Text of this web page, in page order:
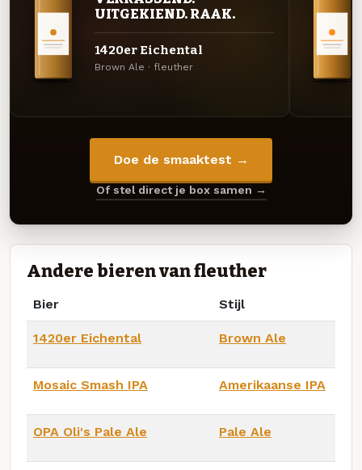
UITGEKIEND. RAAK.
1420er Eichental
Brown Ale · fleuther
Doe de smaaktest →
Of stel direct je box samen →
Andere bieren van fleuther
Bier Stijl
1420er Eichental Brown Ale
Mosaic Smash IPA Amerikaanse IPA
OPA Oli's Pale Ale Pale Ale